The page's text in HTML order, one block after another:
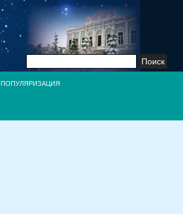
Найти:
ПОПУЛЯРИЗАЦИЯ